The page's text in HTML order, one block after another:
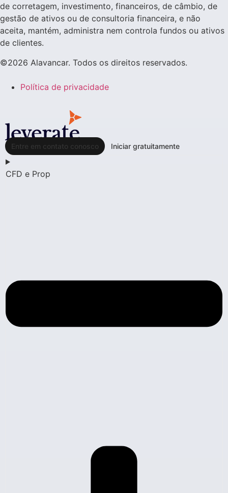
de corretagem, investimento, financeiros, de câmbio, de
gestão de ativos ou de consultoria financeira, e não
aceita, mantém, administra nem controla fundos ou ativos
de clientes.
©2026 Alavancar. Todos os direitos reservados.
Política de privacidade
Entre em contato conosco Iniciar gratuitamente
CFD e Prop